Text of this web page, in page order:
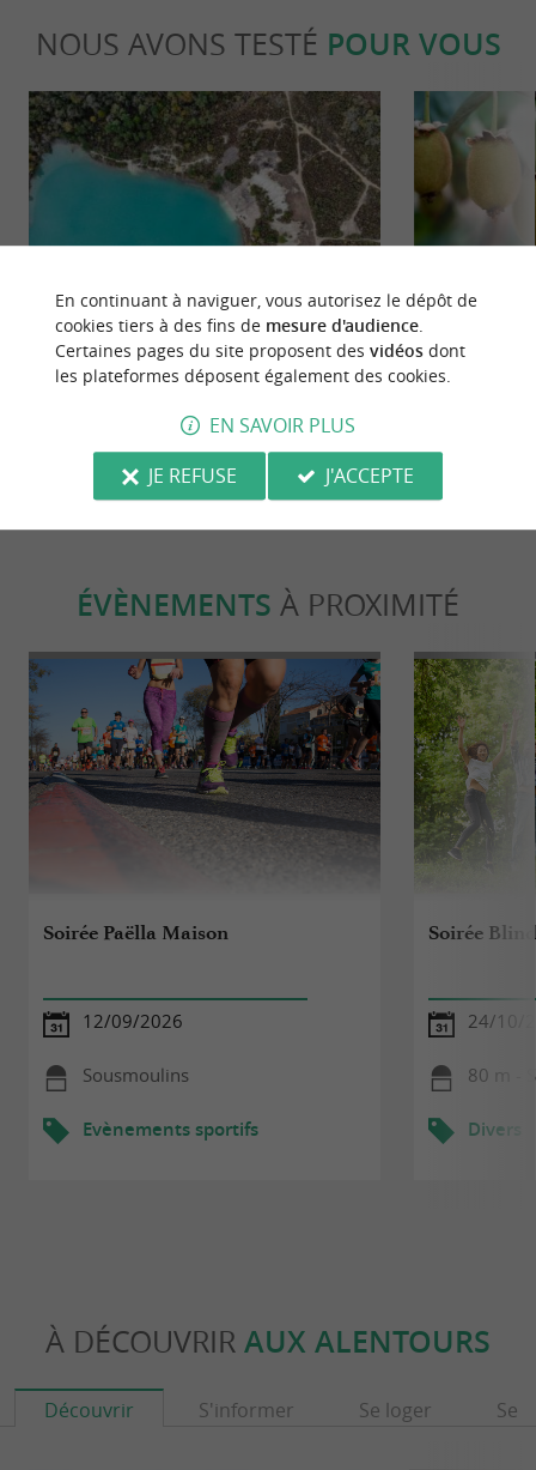
NOUS AVONS TESTÉ POUR VOUS
La balade insolite des Lacs Bleus de
Touvérac
13,0 km - Saint-Maigrin
Un hiver
Charente-
ÉVÈNEMENTS À PROXIMITÉ
Soirée Paëlla Maison
12/09/2026
Sousmoulins
Evènements sportifs
Soirée
24/10/
80 m -
Divers
À DÉCOUVRIR AUX ALENTOURS
Découvrir S'informer Se loger Se
En continuant à naviguer, vous autorisez le dépôt de
cookies tiers à des fins de mesure d'audience.
Certaines pages du site proposent des vidéosdont
les plateformes déposent également des cookies.
EN SAVOIR PLUS
JE REFUSE
J'ACCEPTE